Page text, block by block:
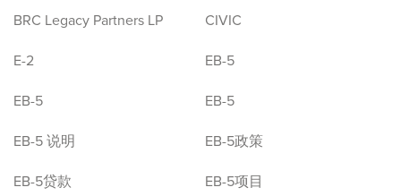
BRC Legacy Partners LP
CIVIC
E-2
EB-5
EB-5
EB-5
EB-5 说明
EB-5政策
EB-5贷款
EB-5项目